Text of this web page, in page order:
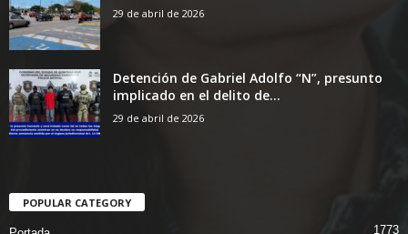
29 de abril de 2026
Detención de Gabriel Adolfo “N”, presunto
implicado en el delito de...
29 de abril de 2026
POPULAR CATEGORY
1773